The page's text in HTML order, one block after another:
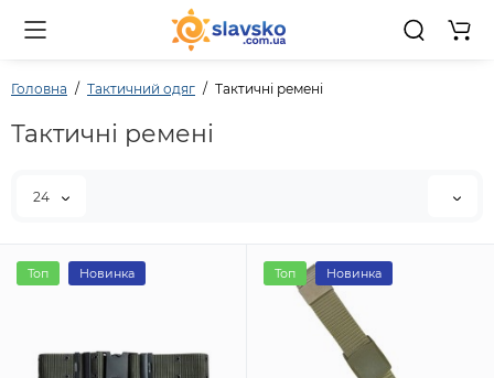
0
Головна Тактичний одяг Тактичні ремені
Тактичні ремені
24
Топ Новинка Топ Новинка